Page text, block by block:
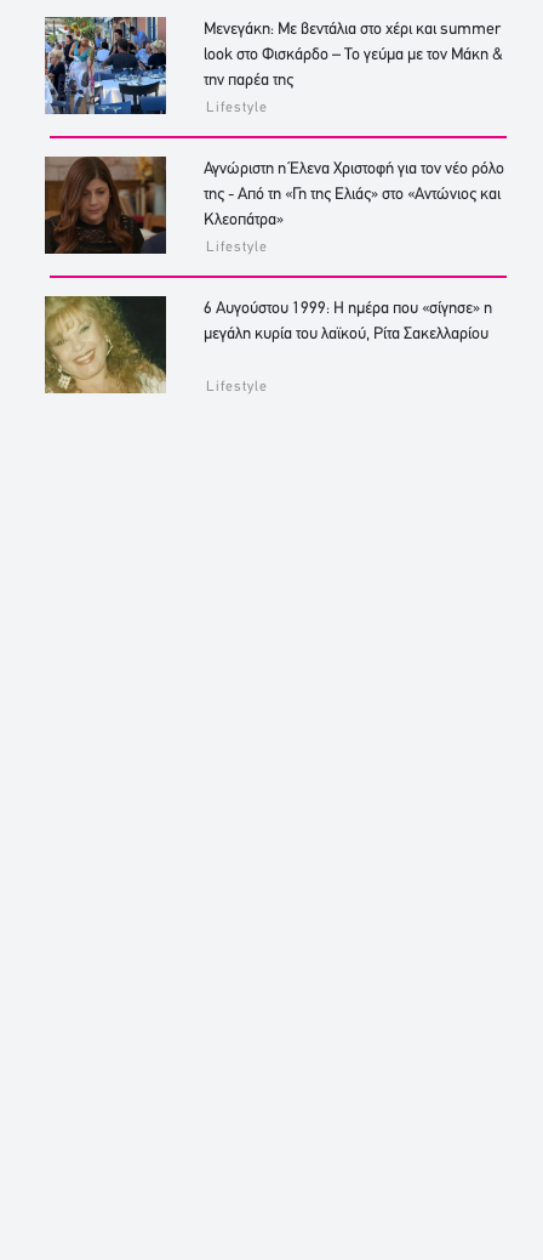
Μενεγάκη: Με βεντάλια στο χέρι και summer
look στο Φισκάρδο – Το γεύμα με τον Μάκη &
την παρέα της
Lifestyle
Αγνώριστη η Έλενα Χριστοφή για τον νέο ρόλο
της - Από τη «Γη της Ελιάς» στο «Αντώνιος και
Κλεοπάτρα»
Lifestyle
6 Αυγούστου 1999: Η ημέρα που «σίγησε» η
μεγάλη κυρία του λαϊκού, Ρίτα Σακελλαρίου
Lifestyle